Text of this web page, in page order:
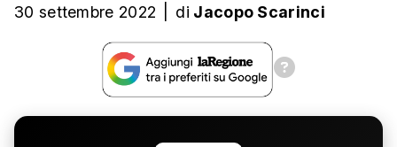
30 settembre 2022 di Jacopo Scarinci